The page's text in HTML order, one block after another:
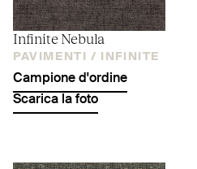
Infinite Nebula
PAVIMENTI / INFINITE
Campione d'ordine
Scarica la foto